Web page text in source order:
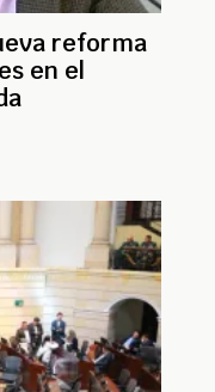
reforma
en el